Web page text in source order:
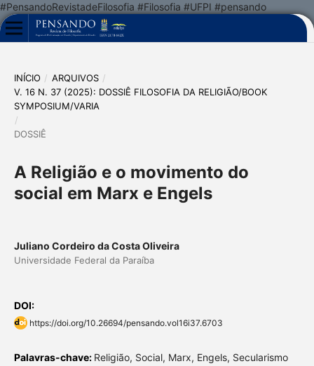
#PensandoRevistadeFilosofia #Filosofia #UFPI #pensando
INÍCIO / ARQUIVOS /
V. 16 N. 37 (2025): DOSSIÊ FILOSOFIA DA RELIGIÃO/BOOK
SYMPOSIUM/VARIA
/
DOSSIÊ
A Religião e o movimento do
social em Marx e Engels
Juliano Cordeiro da Costa Oliveira
Universidade Federal da Paraíba
DOI:
https://doi.org/10.26694/pensando.vol16i37.6703
Palavras-chave: Religião, Social, Marx, Engels, Secularismo